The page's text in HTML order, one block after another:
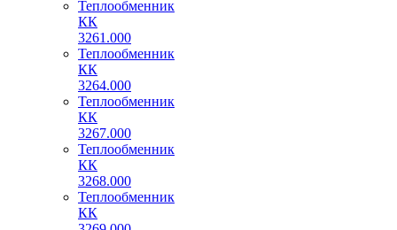
Теплообменник
КК
3261.000
Теплообменник
КК
3264.000
Теплообменник
КК
3267.000
Теплообменник
КК
3268.000
Теплообменник
КК